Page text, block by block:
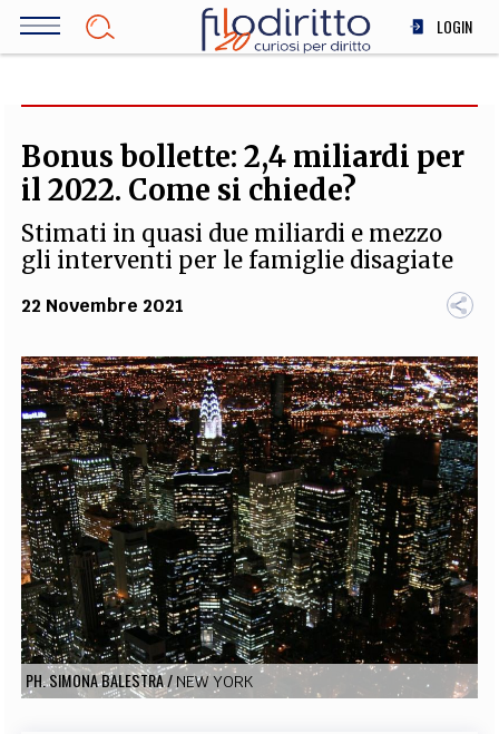
Salta
LOGIN
SOCIETÀ
MEDICINA
STORIA E FILOSOFIA
TEAM
FILODIRITTO REDAZIONE COMITATO SCIENTIFICO AUTORI CURATORI
FOTOGRAFI PARTNER COLLABORA CON NOI
EXTRA
CODICI RUBRICHE LIBRI PROCEEDINGS PUBBLICITÀ CONTATTI
SOCIAL MEDIA
Bonus bollette: 2,4 miliardi per
il 2022. Come si chiede?
Stimati in quasi due miliardi e mezzo
gli interventi per le famiglie disagiate
22 Novembre 2021
PH. SIMONA BALESTRA/NEW YORK